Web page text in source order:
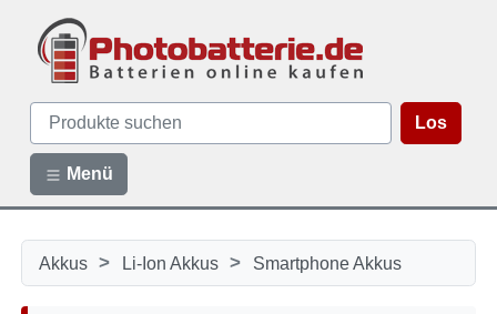
Los
Menü
Akkus > Li-Ion Akkus > Smartphone Akkus